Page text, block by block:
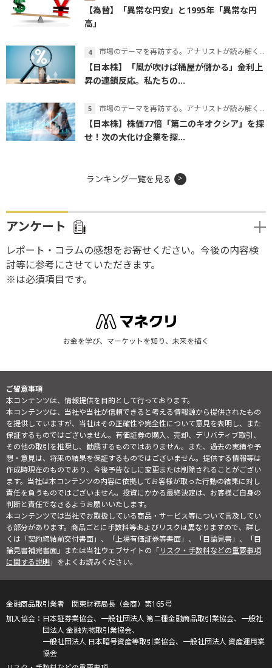
【為替】「異常な円安」と1995年「異常な円
高」
市場のテーマを再訪する。アナリストが読み解くテーマの本質
【日本株】「風が吹けば桶屋が儲かる」金利上
昇の連鎖反応。私たちの...
市場のテーマを再訪する。アナリストが読み解くテーマの本質
【日本株】株価77倍「第二のキオクシア」を探
せ！次の大化け企業を探...
ランキング一覧を見る
アンケート
レポート・コラムの感想をお寄せください。今後の内容検
討等に参考にさせていただきます。
※は必須項目です。
お金を学び、マーケットを知り、未来を描く
ご留意事項
本コンテンツは、情報提供を目的として行っております。
本コンテンツは、当社や当社が信頼できると考える情報源から提供されたもの
を提供していますが、当社はその正確性や完全性について意見を表明し、また
保証するものではございません。有価証券の購入、売却、デリバティブ取引、
その他の取引を推奨し、勧誘するものではありません。また、過去の実績や予
想・意見は、将来の結果を保証するものではございません。提供する情報等は
作成時現在のものであり、今後予告なしに変更または削除されることがござい
ます。当社は本コンテンツの内容に依拠してお客様が取った行動の結果に対し
責任を負うものではございません。投資にかかる最終決定は、お客様ご自身の
判断と責任でなさるようお願いいたします。
本コンテンツでは当社でお取扱している商品・サービス等について言及してい
る部分があります。商品ごとに手数料等およびリスクは異なりますので、詳し
くは「契約締結前交付書面」、「上場有価証券等書面」、「目論見書」、「目
論見書補完書面」または当社ウェブサイトの「リスク・手数料などの重要事項
に関する説明」をよくお読みください。
金融商品取引業者 関東財務局長（金商）第165号
日本証券業協会、一般社団法人 第二種金融商品取引業協会、一般社
団法人 金融先物取引業協会、
一般社団法人 日本暗号資産等取引業協会、一般社団法人 資産運用業
協会